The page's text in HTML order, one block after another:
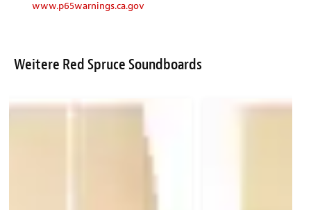
www.p65warnings.ca.gov
Weitere Red Spruce Soundboards